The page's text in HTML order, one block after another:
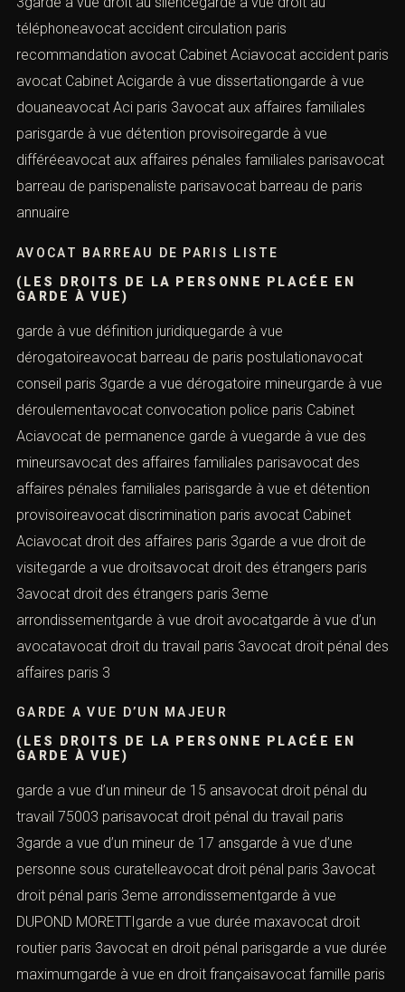
téléphoneavocat accident circulation paris
recommandation avocat Cabinet Aciavocat accident paris
avocat Cabinet Acigarde à vue dissertationgarde à vue
douaneavocat Aci paris 3avocat aux affaires familiales
parisgarde à vue détention provisoiregarde à vue
différéeavocat aux affaires pénales familiales parisavocat
barreau de parispenaliste parisavocat barreau de paris
annuaire
AVOCAT BARREAU DE PARIS LISTE
(LES DROITS DE LA PERSONNE PLACÉE EN
GARDE À VUE)
garde à vue définition juridiquegarde à vue
dérogatoireavocat barreau de paris postulationavocat
conseil paris 3garde a vue dérogatoire mineurgarde à vue
déroulementavocat convocation police paris Cabinet
Aciavocat de permanence garde à vuegarde à vue des
mineursavocat des affaires familiales parisavocat des
affaires pénales familiales parisgarde à vue et détention
provisoireavocat discrimination paris avocat Cabinet
Aciavocat droit des affaires paris 3garde a vue droit de
visitegarde a vue droitsavocat droit des étrangers paris
3avocat droit des étrangers paris 3eme
arrondissementgarde à vue droit avocatgarde à vue d’un
avocatavocat droit du travail paris 3avocat droit pénal des
affaires paris 3
GARDE A VUE D’UN MAJEUR
(LES DROITS DE LA PERSONNE PLACÉE EN
GARDE À VUE)
garde a vue d’un mineur de 15 ansavocat droit pénal du
travail 75003 parisavocat droit pénal du travail paris
3garde a vue d’un mineur de 17 ansgarde à vue d’une
personne sous curatelleavocat droit pénal paris 3avocat
droit pénal paris 3eme arrondissementgarde à vue
DUPOND MORETTIgarde a vue durée maxavocat droit
routier paris 3avocat en droit pénal parisgarde a vue durée
maximumgarde à vue en droit françaisavocat famille paris